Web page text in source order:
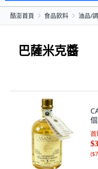
酷澎首頁 食品飲料 油品/
巴薩米克醬
首
(